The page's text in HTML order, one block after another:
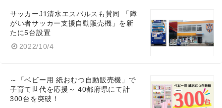
サッカーJ1清水エスパルスも賛同 「障
がい者サッカー支援自動販売機」を新
たに5台設置
2022/10/4
～「ベビー用 紙おむつ自動販売機」で
子育て世代を応援～ 40都府県にて計
300台を突破！